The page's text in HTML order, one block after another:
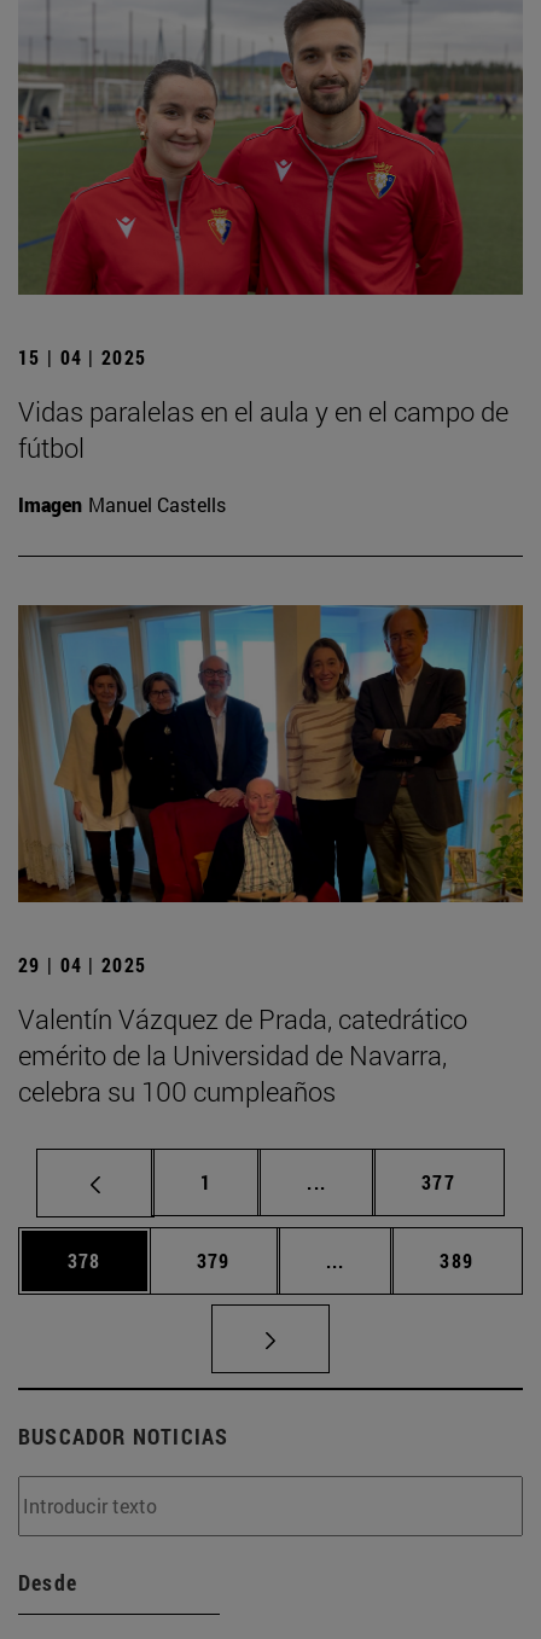
15 | 04 | 2025
Vidas paralelas en el aula y en el campo de
fútbol
Imagen Manuel Castells
29 | 04 | 2025
Valentín Vázquez de Prada, catedrático
emérito de la Universidad de Navarra,
celebra su 100 cumpleaños
Página
1 ... Páginas intermedias
Página
377
Página
378 Página
379 ... Páginas intermedias
Página
389
BUSCADOR NOTICIAS
Desde